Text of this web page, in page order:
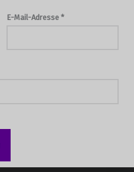
E-Mail-Adresse *